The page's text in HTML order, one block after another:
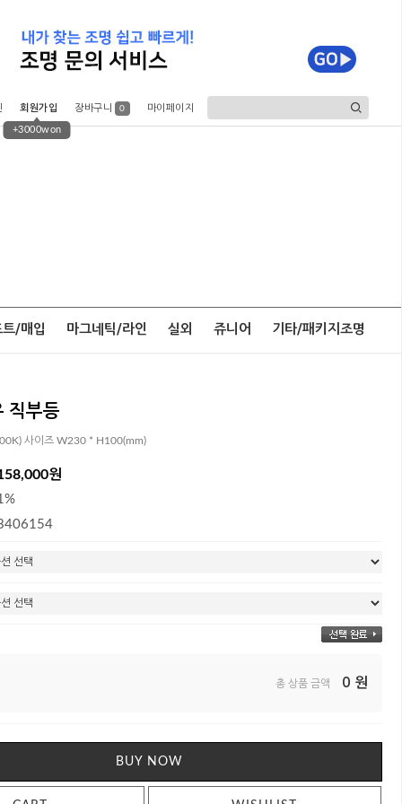
회원가입
+3000won
장바구니 0 마이페이지
트/매입 마그네틱/라인 실외 쥬니어 기타/패키지조명
직부등
사이즈 W230 * H100(mm)
원
총 상품 금액 0 원
BUY NOW